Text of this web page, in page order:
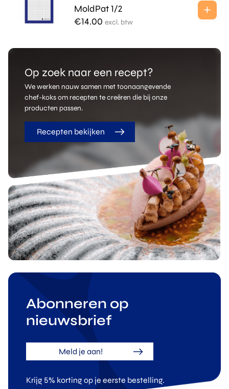
MoldPat 1/2
€14.00 excl. btw
Op zoek naar een recept?
We werken nauw samen met toonaangevende
chef-koks om recepten te creëren die bij onze
producten passen.
Recepten bekijken
Abonneren op
nieuwsbrief
Meld je aan!
Krijg 5% korting op je eerste bestelling.